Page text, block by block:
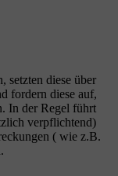
setzten diese über
fordern diese auf,
In der Regel führt
verpflichtend)
( wie z.B.